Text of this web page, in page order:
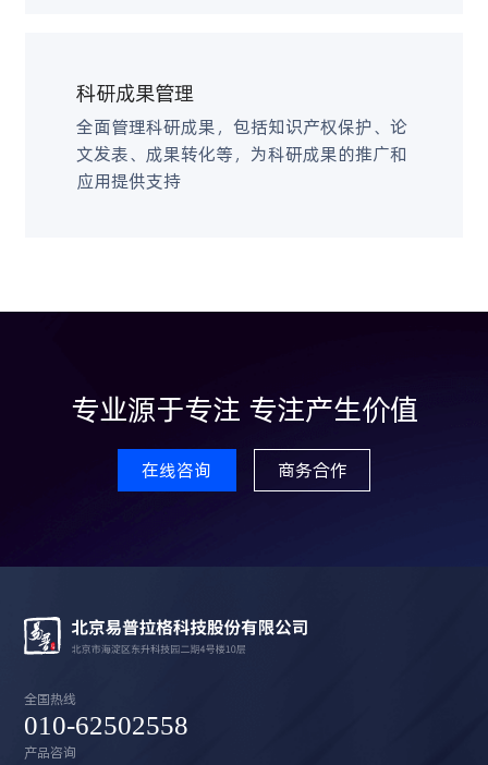
科研成果管理
全面管理科研成果，包括知识产权保护、论
文发表、成果转化等，为科研成果的推广和
应用提供支持
专业源于专注 专注产生价值
在线咨询 商务合作
全国热线
010-62502558
产品咨询